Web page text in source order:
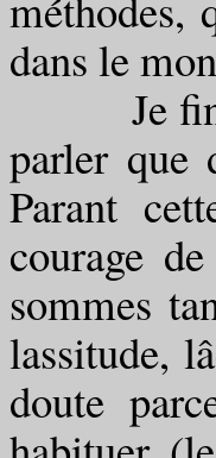
dans le
Je finirai
parler que
Parant
courage
sommes
lassitude,
doute